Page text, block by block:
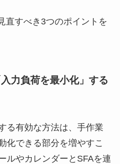
直すべき3つのポイントを
力負荷を最小化」する
る有効な方法は、手作業
化できる部分を増やすこ
ルやカレンダーとSFAを連